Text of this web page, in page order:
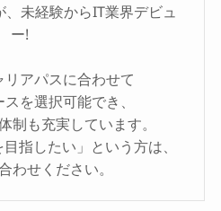
未経験からIT業界デビュ
ー!
アパスに合わせて
を選択可能でき、
制も充実しています。
指したい」という方は、
わせください。